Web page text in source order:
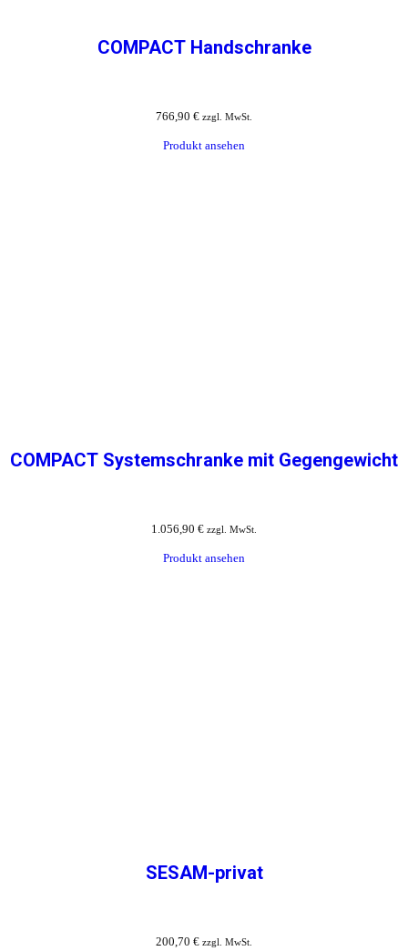
COMPACT Handschranke
766,90 € zzgl. MwSt.
Produkt ansehen
COMPACT Systemschranke mit Gegengewicht
1.056,90 € zzgl. MwSt.
Produkt ansehen
SESAM-privat
200,70 € zzgl. MwSt.